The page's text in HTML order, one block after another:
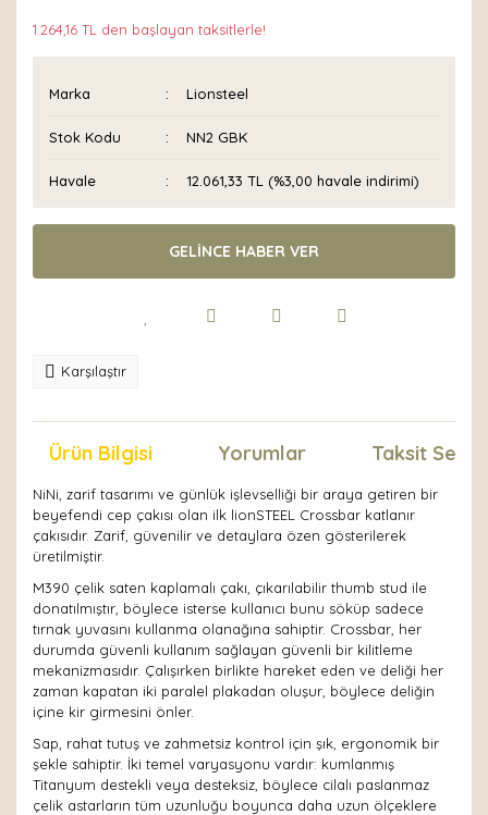
1.264,16 TL den başlayan taksitlerle!
Marka Lionsteel
Stok Kodu NN2 GBK
Havale 12.061,33 TL (%3,00 havale indirimi)
GELİNCE HABER VER
Karşılaştır
Ürün Bilgisi Yorumlar Taksit
NiNi, zarif tasarımı ve günlük işlevselliği bir araya getiren bir
beyefendi cep çakısı olan ilk lionSTEEL Crossbar katlanır
çakısıdır. Zarif, güvenilir ve detaylara özen gösterilerek
üretilmiştir.
M390 çelik saten kaplamalı çakı, çıkarılabilir thumb stud ile
donatılmıştır, böylece isterse kullanıcı bunu söküp sadece
tırnak yuvasını kullanma olanağına sahiptir. Crossbar, her
durumda güvenli kullanım sağlayan güvenli bir kilitleme
mekanizmasıdır. Çalışırken birlikte hareket eden ve deliği her
zaman kapatan iki paralel plakadan oluşur, böylece deliğin
içine kir girmesini önler.
Sap, rahat tutuş ve zahmetsiz kontrol için şık, ergonomik bir
şekle sahiptir. İki temel varyasyonu vardır: kumlanmış
Titanyum destekli veya desteksiz, böylece cilalı paslanmaz
çelik astarların tüm uzunluğu boyunca daha uzun ölçeklere